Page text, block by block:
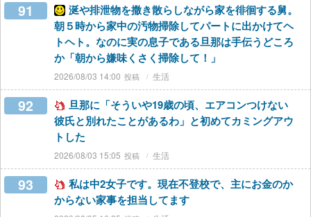
91
涎や排泄物を撒き散らしながら家を徘徊する舅。
朝５時から家中の汚物掃除してパートに出かけてヘ
トヘト。なのに実の息子である旦那は手伝うどころ
か「朝から嫌味くさく掃除して！」
2026/08/03 14:00 生活
92
旦那に「そういや19歳の頃、エアコンつけない
彼氏と別れたことがあるわ」と初めてカミングアウ
トした
2026/08/03 15:05 生活
93
私は中2女子です。現在不登校で、主にお金のか
からない家事を担当してます